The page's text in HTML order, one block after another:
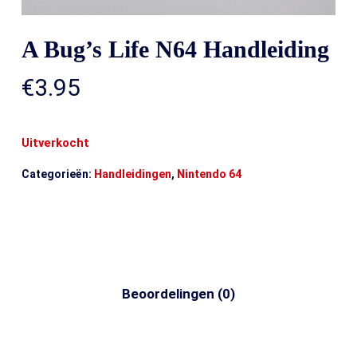
A Bug’s Life N64 Handleiding
€3.95
Uitverkocht
Categorieën: Handleidingen, Nintendo 64
Beoordelingen (0)